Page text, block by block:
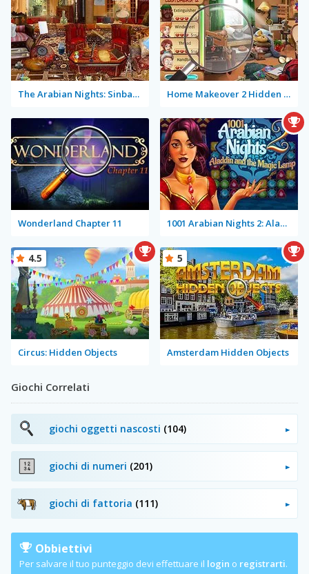
The Arabian Nights: Sinbad the Voyager Home Makeover 2 Hidden Object
Wonderland Chapter 11 1001 Arabian Nights 2: Aladdin and the Magic Lamp
Circus: Hidden Objects
4.5
Amsterdam Hidden Objects
5
Giochi Correlati
giochi oggetti nascosti (104)
giochi di numeri (201)
giochi di fattoria (111)
Obbiettivi
Per salvare il tuo punteggio devi effettuare il login o registrarti.